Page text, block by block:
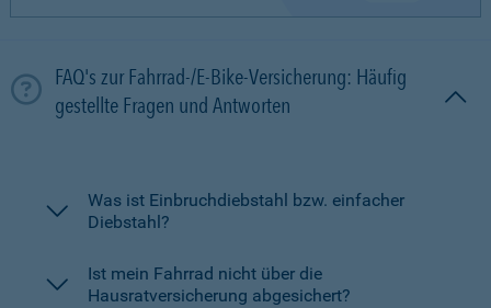
FAQ's zur Fahrrad-/E-Bike-Versicherung: Häufig
gestellte Fragen und Antworten
Was ist Einbruchdiebstahl bzw. einfacher
Diebstahl?
Ist mein Fahrrad nicht über die
Hausratversicherung abgesichert?